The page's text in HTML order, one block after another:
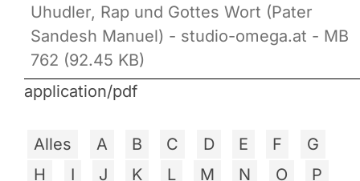
Uhudler, Rap und Gottes Wort (Pater
Sandesh Manuel) - studio-omega.at - MB
762 (92.45 KB)
application/pdf
Alles A B C D E F
G
H
I J K L M N O
P